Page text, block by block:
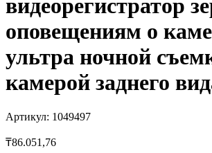
видеорегистратор
оповещениям о
ультра ночной
камерой заднего
Артикул: 1049497
₸86.051,76